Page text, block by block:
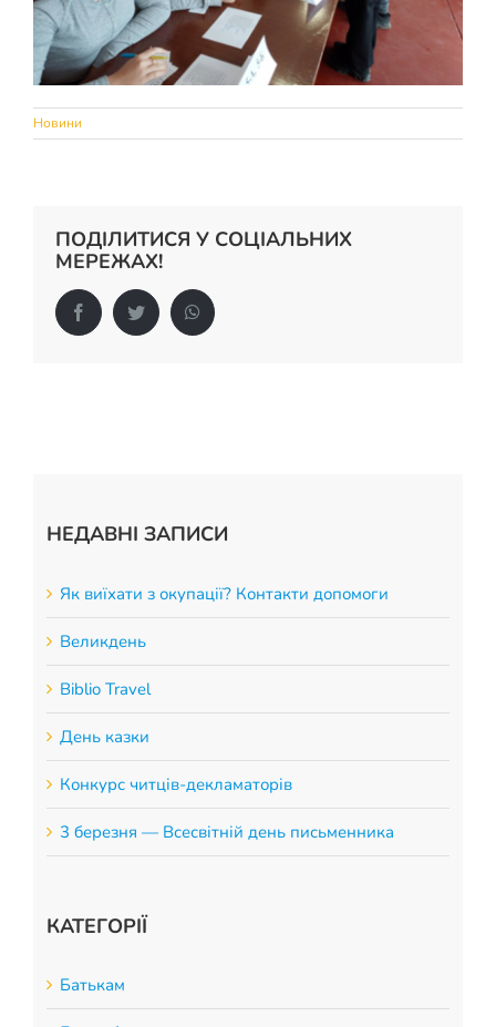
Новини
ПОДІЛИТИСЯ У СОЦІАЛЬНИХ
МЕРЕЖАХ!
FacebookTwitter WhatsApp
НЕДАВНІ ЗАПИСИ
Як виїхати з окупації? Контакти допомоги
Великдень
Biblio Travel
День казки
Конкурс читців-декламаторів
3 березня — Всесвітній день письменника
КАТЕГОРІЇ
Батькам